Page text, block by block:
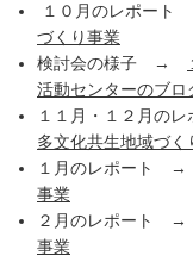
１０月のレポー
づくり事業
検討会の様子 →
活動センターのブロ
１１月・１２月
多文化共生地域づく
１月のレポート →
事業
２月のレポート →
事業